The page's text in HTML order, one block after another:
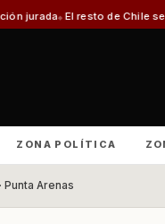
Chile se alineará con
ZONA POLÍTICA
Arenas